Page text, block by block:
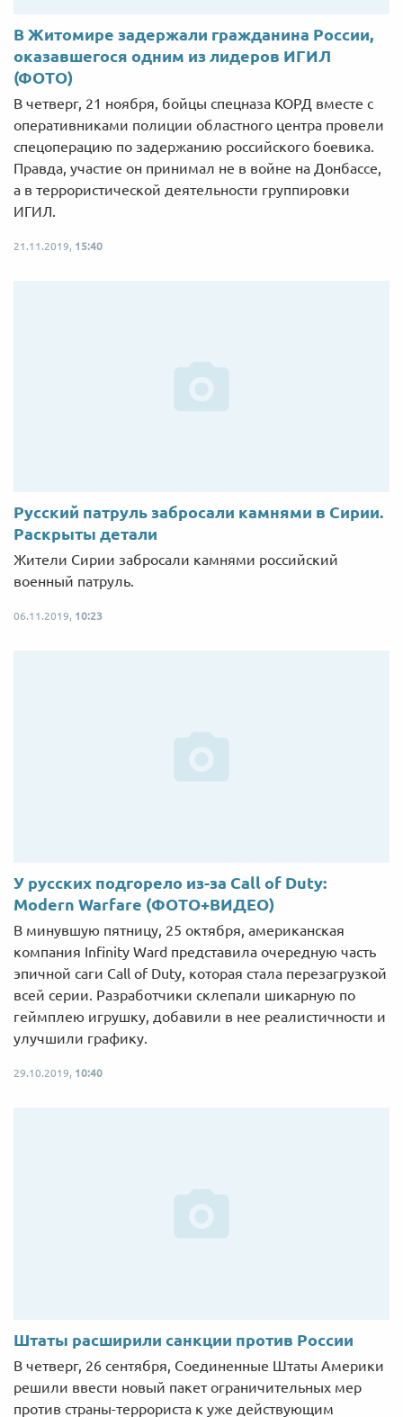
В Житомире задержали гражданина России,
оказавшегося одним из лидеров ИГИЛ
(ФОТО)
В четверг, 21 ноября, бойцы спецназа КОРД вместе с
оперативниками полиции областного центра провели
спецоперацию по задержанию российского боевика.
Правда, участие он принимал не в войне на Донбассе,
а в террористической деятельности группировки
ИГИЛ.
21.11.2019, 15:40
Русский патруль забросали камнями в Сирии.
Раскрыты детали
Жители Сирии забросали камнями российский
военный патруль.
06.11.2019, 10:23
У русских подгорело из-за Call of Duty:
Modern Warfare (ФОТО+ВИДЕО)
В минувшую пятницу, 25 октября, американская
компания Infinity Ward представила очередную часть
эпичной саги Call of Duty, которая стала перезагрузкой
всей серии. Разработчики склепали шикарную по
геймплею игрушку, добавили в нее реалистичности и
улучшили графику.
29.10.2019, 10:40
Штаты расширили санкции против России
В четверг, 26 сентября, Соединенные Штаты Америки
решили ввести новый пакет ограничительных мер
против страны-террориста к уже действующим